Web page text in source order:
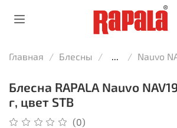
Главная Блесны ... Nauvo
Блесна RAPALA Nauvo
г, цвет STB
(0)